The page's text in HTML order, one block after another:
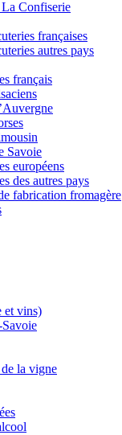
La Confiserie
françaises
autres pays
français
Savoie
européens
des autres pays
fabrication fromagère
et vins)
la vigne